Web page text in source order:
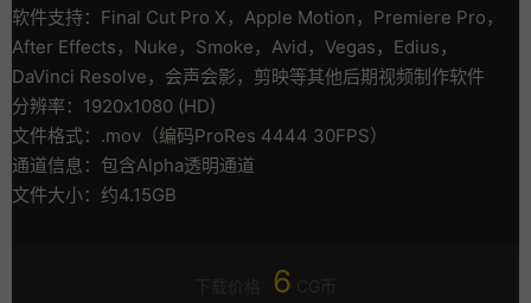
软件支持：Final Cut Pro X，Apple Motion，Premiere Pro，
After Effects，Nuke，Smoke，Avid，Vegas，Edius，
DaVinci Resolve，会声会影，剪映等其他后期视频制作软件
分辨率：1920x1080 (HD)
文件格式：.mov（编码ProRes 4444 30FPS）
通道信息：包含Alpha透明通道
文件大小：约4.15GB
6